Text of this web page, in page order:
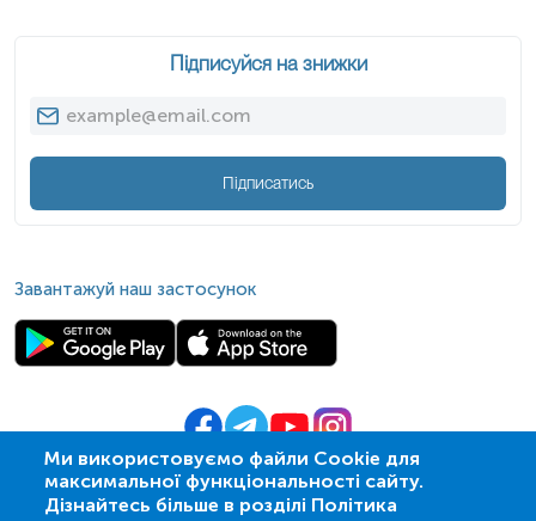
Ми використовуємо файли Cookie для
максимальної функціональності сайту.
Дізнайтесь більше в розділі Політика
Підписуйся на знижки
Підписатись
Завантажуй наш застосунок
© 2009- 2026 | ПСМЛ «Ескулаб»